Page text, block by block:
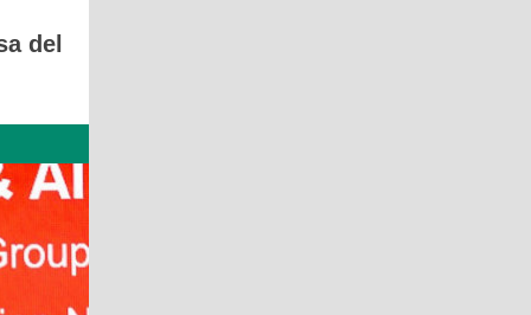
del